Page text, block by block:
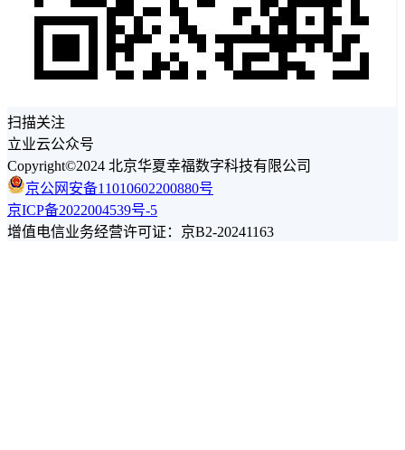
扫描关注
立业云公众号
Copyright©2024 北京华夏幸福数字科技有限公司
京公网安备11010602200880号
京ICP备2022004539号-5
增值电信业务经营许可证：京B2-20241163